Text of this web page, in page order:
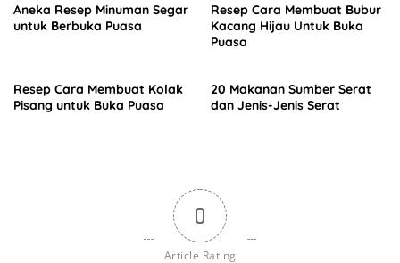
Aneka Resep Minuman Segar
untuk Berbuka Puasa
Resep Cara Membuat Bubur
Kacang Hijau Untuk Buka
Puasa
Resep Cara Membuat Kolak
Pisang untuk Buka Puasa
20 Makanan Sumber Serat
dan Jenis-Jenis Serat
0
Article Rating